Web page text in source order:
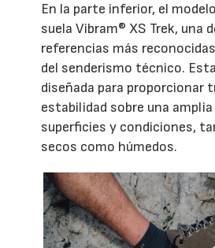
En la parte inferior, el
suela Vibram® XS Trek, una
referencias más
del senderismo técnico.
diseñada para proporcionar
estabilidad sobre una amplia
superficies y condiciones,
secos como húmedos.